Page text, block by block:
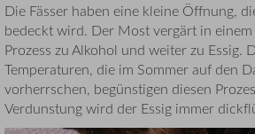
Die Fässer haben eine kleine Öffnung,
bedeckt wird. Der Most vergärt in
Prozess zu Alkohol und weiter zu Essig.
Temperaturen, die im Sommer auf den
vorherrschen, begünstigen diesen
Verdunstung wird der Essig immer